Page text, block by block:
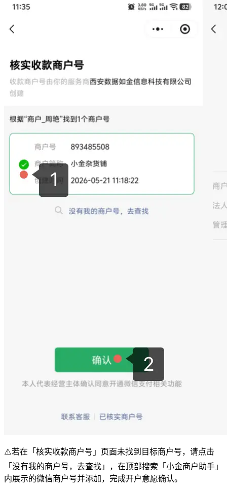
⚠️若在「核实收款商户号」页面未找到目标商户号，请点击
「没有我的商户号，去查找」，在顶部搜索「小金商户助手」
内展示的微信商户号并添加，完成开户意愿确认。